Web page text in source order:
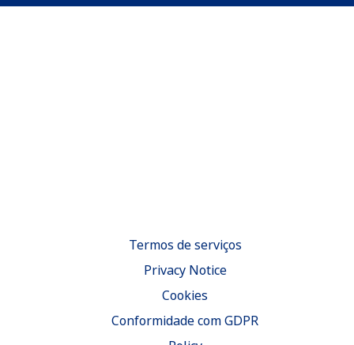
Termos de serviços
Privacy Notice
Cookies
Conformidade com GDPR